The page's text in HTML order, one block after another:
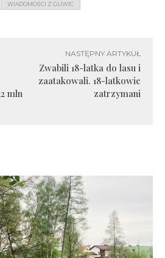
WIADOMOŚCI Z GLIWIC
mln
NASTĘPNY ARTYKUŁ
Zwabili 18-latka do lasu i
zaatakowali. 18-latkowie
zatrzymani